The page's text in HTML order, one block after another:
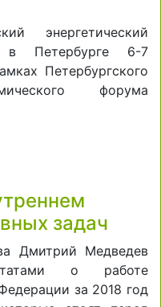
энергетический
в Петербурге 6-7
Петербургского
форума
задач
Дмитрий Медведев
о работе
за 2018 год